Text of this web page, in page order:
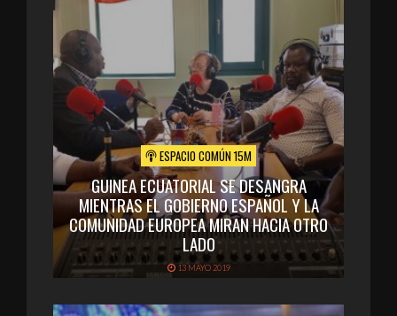
ESPACIO COMÚN 15M
GUINEA ECUATORIAL SE DESANGRA
MIENTRAS EL GOBIERNO ESPAÑOL Y LA
COMUNIDAD EUROPEA MIRAN HACIA OTRO
LADO
13 MAYO 2019